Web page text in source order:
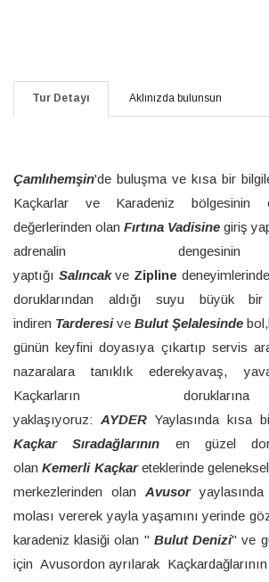
Tur Detayı Aklınızda bulunsun
Çamlıhemşin'de buluşma ve kısa bir
Kaçkarlar ve Karadeniz bölgesinin
değerlerinden olan Fırtına Vadisine giriş
adrenalin
yaptığı Salıncakve Zipline
doruklarından aldığı suyu büyük
indiren Tarderesive Bulut Şelalesinde
günün keyfini doyasıya çıkartıp servis
nazaralara tanıklık ederekyavaş,
Kaçkarların
yaklaşıyoruz: AYDER Yaylasında kısa
Kaçkar Sıradağlarının en güzel
olanKemerli Kaçkareteklerinde
merkezlerinden olan Avusor
molası vererek yayla yaşamını yerinde
karadeniz klasiği olan " Bulut Denizi" ve
için Avusordon ayrılarak